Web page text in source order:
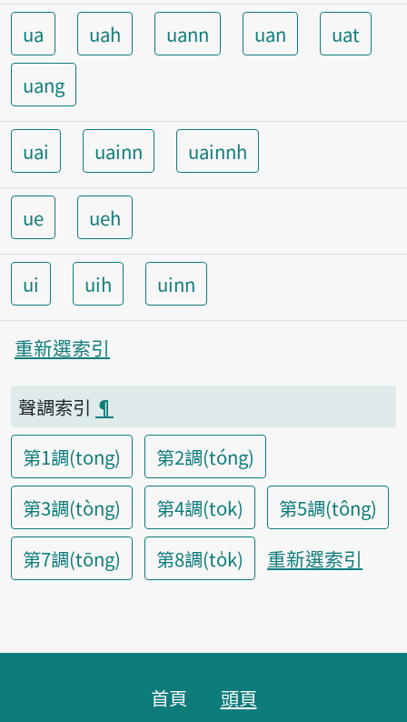
ua uah uann uan
uat
uang
uai uainn uainnh
ue ueh
ui uih uinn
重新選索引
聲調索引 ¶
第1調(tong)
第2調(tóng)
第3調(tòng)
第4調(tok)
第5調(tông)
第7調(tōng)
第8調(to̍k) 重新選索引
首頁 頭頁